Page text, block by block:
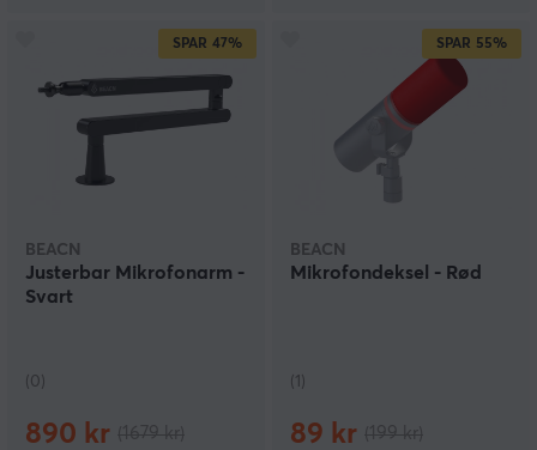
SPAR 47%
BEACN
Justerbar Mikrofonarm -
Svart
(0)
890 kr
SPAR 55%
BEACN
Mikrofondeksel - Rød
(1)
89 kr